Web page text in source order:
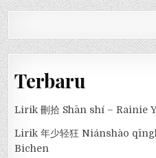
Terbaru
Lirik 刪拾 Shān shí – Rainie
Lirik 年少轻狂 Niánshào
Bichen